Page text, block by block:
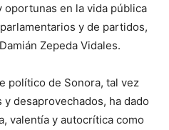
oportunas en la vida pública
y de partidos,
Zepeda Vidales.
político de Sonora, tal vez
desaprovechados, ha dado
valentía y autocrítica como